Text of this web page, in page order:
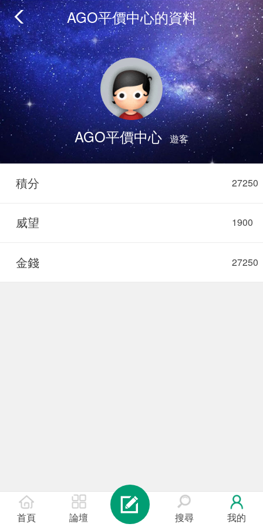
AGO平價中心的資料
AGO平價中心 遊客
27250
積分
1900
威望
27250
金錢
首頁 論壇 搜尋 我的